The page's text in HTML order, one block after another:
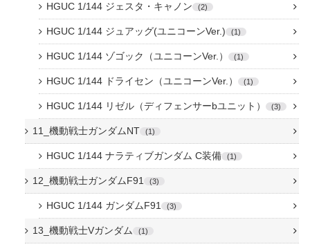
HGUC 1/144 ジェスタ・キャノン 2
HGUC 1/144 ジュアッグ(ユニコーンVer.) 1
HGUC 1/144 ゾゴック（ユニコーンVer.） 1
HGUC 1/144 ドライセン（ユニコーンVer.） 1
HGUC 1/144 リゼル（ディフェンサーbユニット） 3
11_機動戦士ガンダムNT 1
HGUC 1/144 ナラティブガンダム C装備 1
12_機動戦士ガンダムF91 3
HGUC 1/144 ガンダムF91 3
13_機動戦士Vガンダム 1